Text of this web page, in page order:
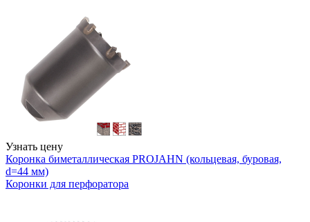
Узнать цену
Коронка биметаллическая PROJAHN (кольцевая, буровая,
d=44 мм)
Коронки для перфоратора